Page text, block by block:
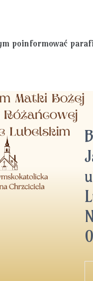
poinformować